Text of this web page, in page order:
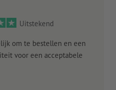
Uitstekend
om te bestellen en een
voor een acceptabele